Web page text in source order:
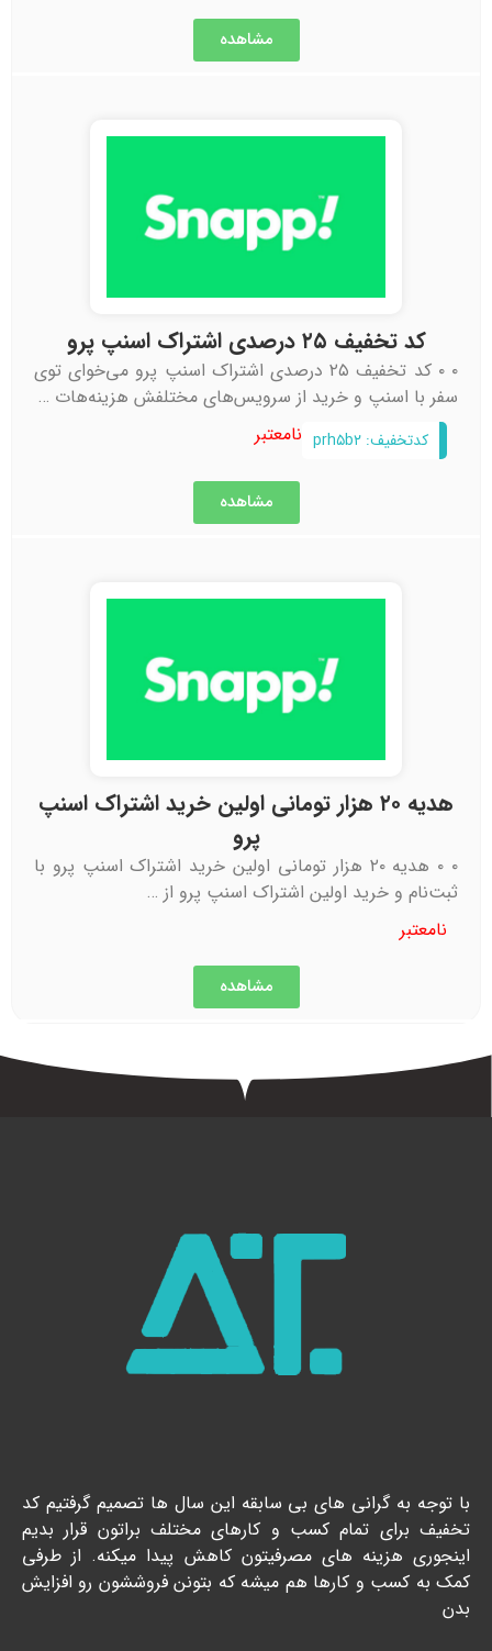
مشاهده
کد تخفیف ۲۵ درصدی اشتراک اسنپ پرو
۰ ۰ کد تخفیف ۲۵ درصدی اشتراک اسنپ پرو می‌خوای توی
سفر با اسنپ و خرید از سرویس‌های مختلفش هزینه‌هات …
کدتخفیف: prh۵b۲ نامعتبر
مشاهده
هدیه ۲۰ هزار تومانی اولین خرید اشتراک اسنپ
پرو
۰ ۰ هدیه ۲۰ هزار تومانی اولین خرید اشتراک اسنپ پرو با
ثبت‌نام و خرید اولین اشتراک اسنپ پرو از …
نامعتبر
مشاهده
با توجه به گرانی های بی سابقه این سال ها تصمیم گرفتیم کد
تخفیف برای تمام کسب و کارهای مختلف براتون قرار بدیم
اینجوری هزینه های مصرفیتون کاهش پیدا میکنه. از طرفی
کمک به کسب و کارها هم میشه که بتونن فروششون رو افزایش
بدن